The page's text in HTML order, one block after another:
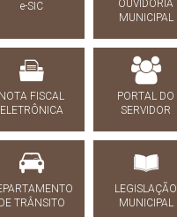
e-SIC
OUVIDORIA
MUNICIPAL
FISCAL
ELETRÔNICA
PORTAL DO
SERVIDOR
TRÂNSITO
LEGISLAÇÃO
MUNICIPAL